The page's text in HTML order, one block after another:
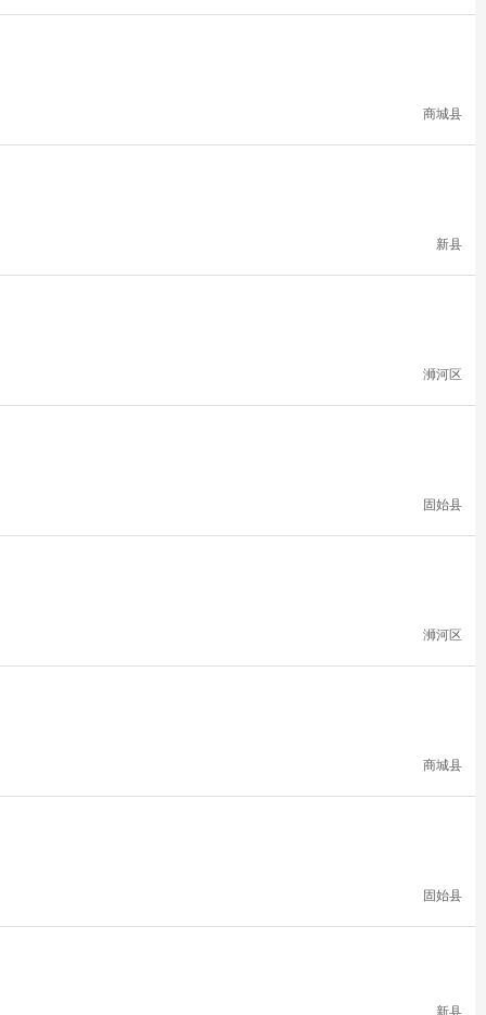
商城县
新县
浉河区
固始县
浉河区
商城县
固始县
新县